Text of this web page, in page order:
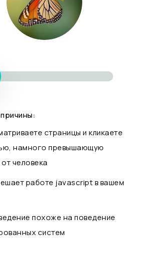
страницы и кликаете
намного превышающую
человека
работе javascript в вашем
похоже на поведение
систем